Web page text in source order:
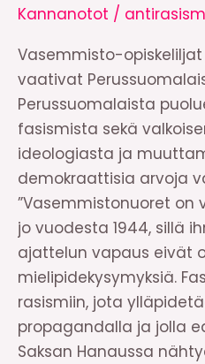
Kannanotot /
Vasemmisto-
vaativat
Perussuomalaista
fasismista sekä
ideologiasta ja
demokraattisia arvoja
”Vasemmistonuoret
jo vuodesta 1944, sillä
ajattelun vapaus eivät
mielipidekysymyksiä.
rasismiin, jota
propagandalla ja jolla
Saksan Hanaussa